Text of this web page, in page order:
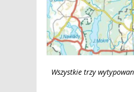
Wszystkie trzy